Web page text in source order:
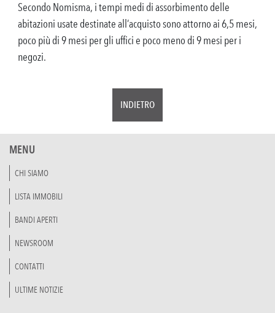
Secondo Nomisma, i tempi medi di assorbimento delle
abitazioni usate destinate all’acquisto sono attorno ai 6,5 mesi,
poco più di 9 mesi per gli uffici e poco meno di 9 mesi per i
negozi.
INDIETRO
MENU
CHI SIAMO
LISTA IMMOBILI
BANDI APERTI
NEWSROOM
CONTATTI
ULTIME NOTIZIE